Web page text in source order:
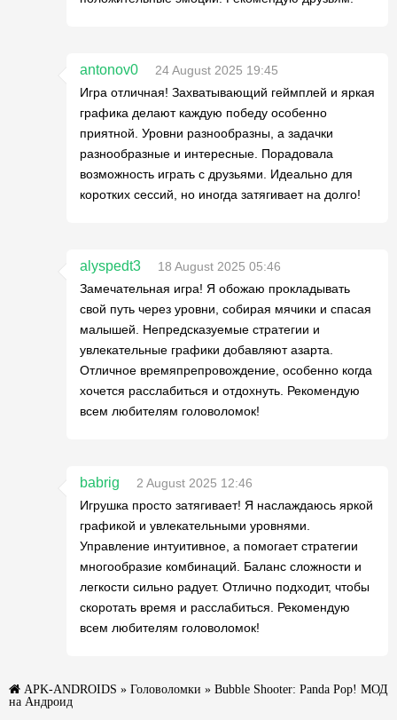
antonov0
24 August 2025 19:45
Игра отличная! Захватывающий геймплей и яркая
графика делают каждую победу особенно
приятной. Уровни разнообразны, а задачки
разнообразные и интересные. Порадовала
возможность играть с друзьями. Идеально для
коротких сессий, но иногда затягивает на долго!
alyspedt3
18 August 2025 05:46
Замечательная игра! Я обожаю прокладывать
свой путь через уровни, собирая мячики и спасая
малышей. Непредсказуемые стратегии и
увлекательные графики добавляют азарта.
Отличное времяпрепровождение, особенно когда
хочется расслабиться и отдохнуть. Рекомендую
всем любителям головоломок!
babrig
2 August 2025 12:46
Игрушка просто затягивает! Я наслаждаюсь яркой
графикой и увлекательными уровнями.
Управление интуитивное, а помогает стратегии
многообразие комбинаций. Баланс сложности и
легкости сильно радует. Отлично подходит, чтобы
скоротать время и расслабиться. Рекомендую
всем любителям головоломок!
APK-ANDROIDS » Головоломки » Bubble Shooter: Panda Pop! МОД
на Андроид